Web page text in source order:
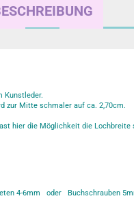
Kunstleder.
zur Mitte schmaler auf ca. 2,70cm.
hier die Möglichkeit die
4-6mm oder Buchschrauben